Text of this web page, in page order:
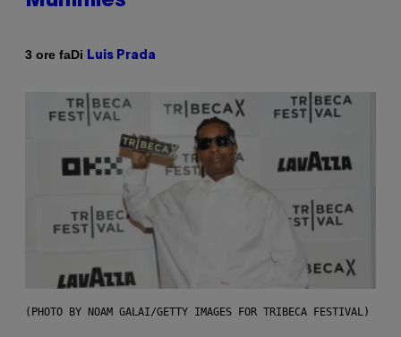
3 ore faDi Luis Prada
(PHOTO BY NOAM GALAI/GETTY IMAGES FOR TRIBECA FESTIVAL)